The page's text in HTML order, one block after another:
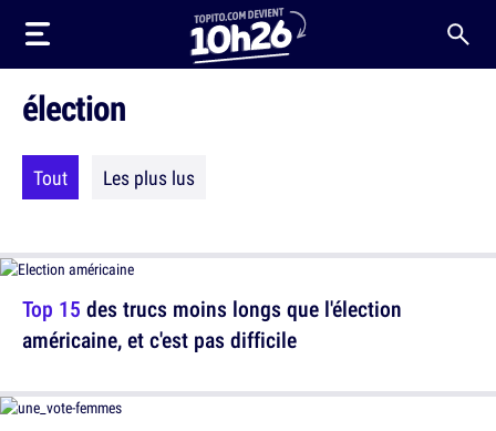
élection
Tout Les plus lus
Top 15 des trucs moins longs que l'élection
américaine, et c'est pas difficile